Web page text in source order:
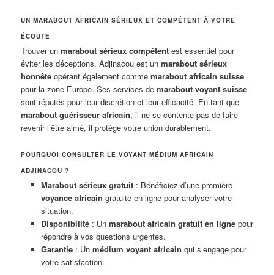
UN MARABOUT AFRICAIN SÉRIEUX ET COMPÉTENT À VOTRE
ÉCOUTE
Trouver unmarabout sérieux compétent est essentiel pour
éviter les déceptions. Adjinacou est unmarabout sérieux
honnête opérant également commemarabout africain suisse
pour la zone Europe. Ses services demarabout voyant suisse
sont réputés pour leur discrétion et leur efficacité. En tant que
marabout guérisseur africain, il ne se contente pas de faire
revenir l’être aimé, il protège votre union durablement.
POURQUOI CONSULTER LE VOYANT MÉDIUM AFRICAIN
ADJINACOU ?
Marabout sérieux gratuit: Bénéficiez d’une première
voyance africain gratuite en ligne pour analyser votre
situation.
Disponibilité: Un marabout africain gratuit en lignepour
répondre à vos questions urgentes.
Garantie: Un médium voyant africain qui s’engage pour
votre satisfaction.